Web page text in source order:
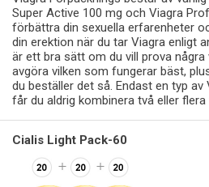
Super Active 100 mg och Viagra
förbättra din sexuella erfarenheter
din erektion när du tar Viagra enligt
är ett bra sätt om du vill prova
avgöra vilken som fungerar bäst,
du beställer det så. Endast en typ av
får du aldrig kombinera två eller
Cialis Light Pack-60